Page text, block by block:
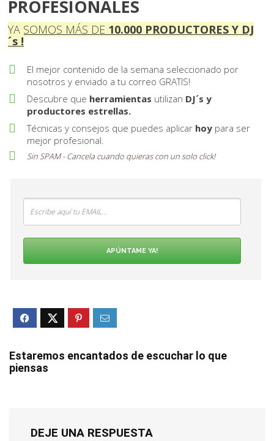
PROFESIONALES
YA SOMOS MÁS DE 10 . 000 PRODUCTORES Y DJ
´s !
El mejor contenido de la semana seleccionado por
nosotros y enviado a tu correo GRATIS!
Descubre que herramientas utilizan DJ´s y
productores estrellas.
Técnicas y consejos que puedes aplicar hoy para ser
mejor profesional.
Sin SPAM - Cancela cuando quieras con un solo click!
APÚNTAME YA!
Estaremos encantados de escuchar lo que
piensas
DEJE UNA RESPUESTA